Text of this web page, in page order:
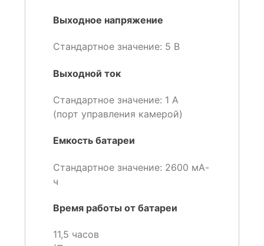
Выходное напряжение
Стандартное значение: 5 В
Выходной ток
Стандартное значение: 1 А
(порт управления камерой)
Емкость батареи
Стандартное значение: 2600 мА-
ч
Время работы от батареи
11,5 часов